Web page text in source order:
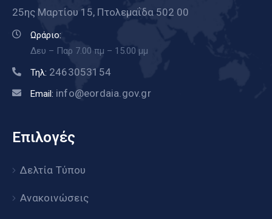
25ης Μαρτίου 15, Πτολεμαΐδα 502 00
Ωράριο:
Δευ – Παρ 7.00 πμ – 15.00 μμ
Τηλ: 2463053154
Email: info@eordaia.gov.gr
Επιλογές
Δελτία Τύπου
Ανακοινώσεις